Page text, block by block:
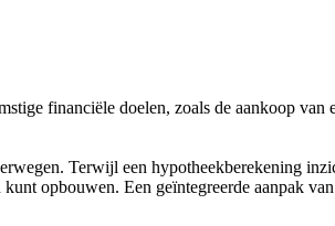
financiële doelen, zoals de aankoop van
Terwijl een hypotheekberekening
opbouwen. Een geïntegreerde aanpak